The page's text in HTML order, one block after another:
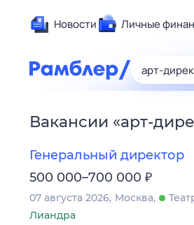
Новости Личные
Вакансии «арт-
Генеральный директор
500 000–700 000 ₽
07 августа 2026 Москва
Лиандра